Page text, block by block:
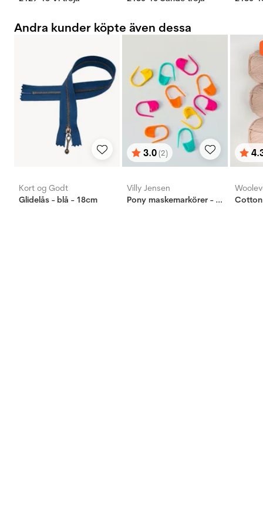
Andra kunder köpte även dessa
Kort og Godt
Glidelås - blå - 18cm
Betyg:
3.0(2)
utav 5 stjärnor
Villy Jensen
Pony maskemarkörer - 10 st, stor
utav